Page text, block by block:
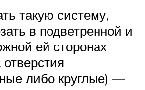
такую систему,
в подветренной и
ей сторонах
либо круглые) —